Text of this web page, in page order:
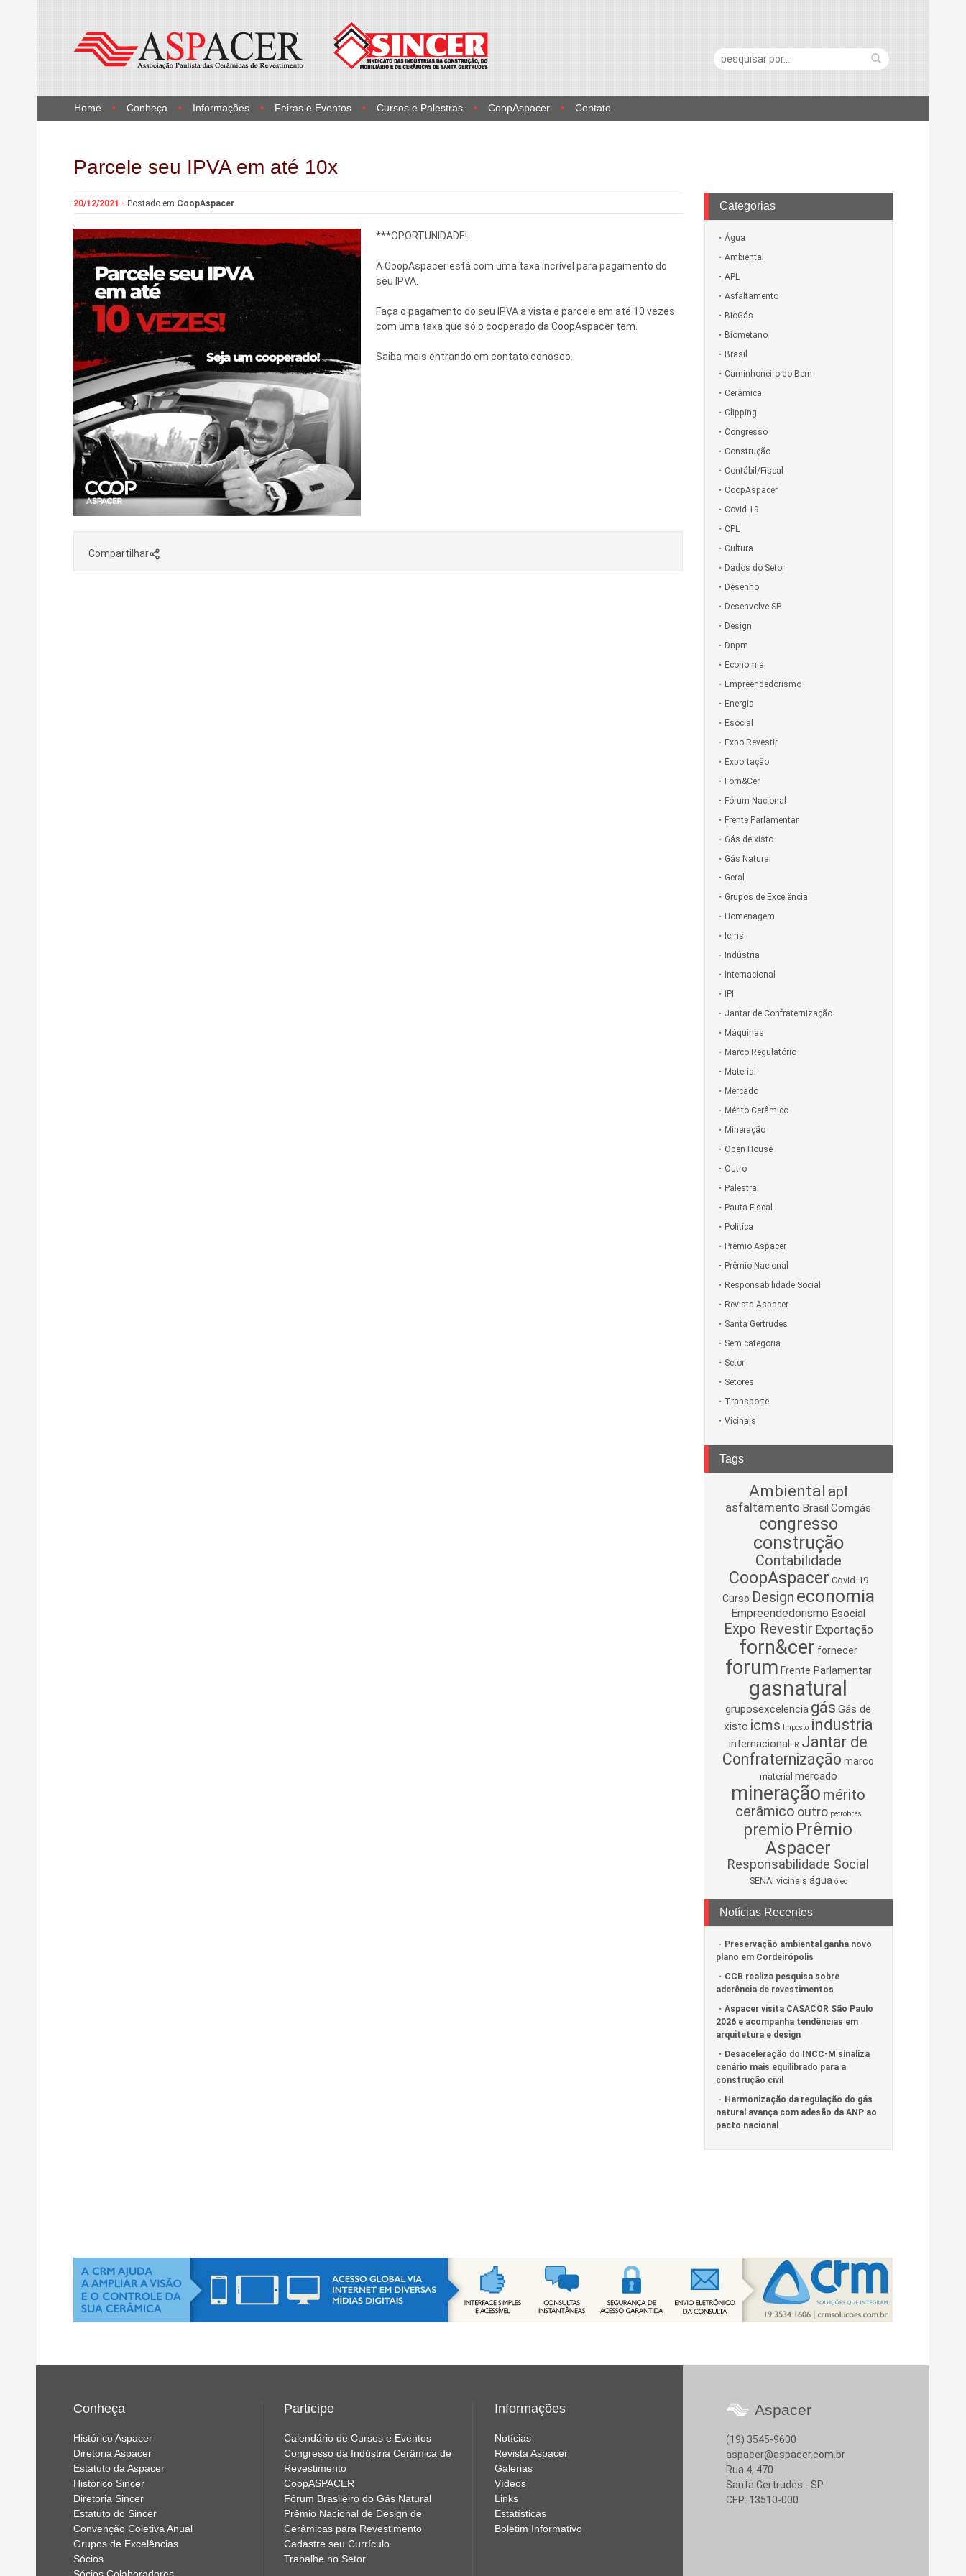
Home Conheça Informações Feiras e Eventos Cursos e Palestras CoopAspacer Contato
Pesquisa:
Parcele seu IPVA em até 10x
20/12/2021 - Postado em CoopAspacer
***OPORTUNIDADE!
A CoopAspacer está com uma taxa incrível para pagamento do
seu IPVA.
Faça o pagamento do seu IPVA à vista e parcele em até 10 vezes
com uma taxa que só o cooperado da CoopAspacer tem.
Saiba mais entrando em contato conosco.
Compartilhar
Categorias
Água
Ambiental
APL
Asfaltamento
BioGás
Biometano
Brasil
Caminhoneiro do Bem
Cerâmica
Clipping
Congresso
Construção
Contábil/Fiscal
CoopAspacer
Covid-19
CPL
Cultura
Dados do Setor
Desenho
Desenvolve SP
Design
Dnpm
Economia
Empreendedorismo
Energia
Esocial
Expo Revestir
Exportação
Forn&Cer
Fórum Nacional
Frente Parlamentar
Gás de xisto
Gás Natural
Geral
Grupos de Excelência
Homenagem
Icms
Indústria
Internacional
IPI
Jantar de Confraternização
Máquinas
Marco Regulatório
Material
Mercado
Mérito Cerâmico
Mineração
Open House
Outro
Palestra
Pauta Fiscal
Politíca
Prêmio Aspacer
Prêmio Nacional
Responsabilidade Social
Revista Aspacer
Santa Gertrudes
Sem categoria
Setor
Setores
Transporte
Vicinais
Tags
Ambiental apl
asfaltamento Brasil Comgás
congresso
construção
Contabilidade
CoopAspacer Covid-19
Curso Design economia
Empreendedorismo Esocial
Expo Revestir Exportação
forn&cer fornecer
forum Frente Parlamentar
gasnatural
gruposexcelencia gás Gás de
xisto icms Imposto industria
internacional IR Jantar de
Confraternização marco
material mercado
mineração mérito
cerâmico outro petrobrás
premio Prêmio
Aspacer
Responsabilidade Social
SENAI vicinais água óleo
Notícias Recentes
Preservação ambiental ganha novo
plano em Cordeirópolis
CCB realiza pesquisa sobre
aderência de revestimentos
Aspacer visita CASACOR São Paulo
2026 e acompanha tendências em
arquitetura e design
Desaceleração do INCC-M sinaliza
cenário mais equilibrado para a
construção civil
Harmonização da regulação do gás
natural avança com adesão da ANP ao
pacto nacional
Conheça
Histórico Aspacer
Diretoria Aspacer
Estatuto da Aspacer
Histórico Sincer
Diretoria Sincer
Estatuto do Sincer
Convenção Coletiva Anual
Grupos de Excelências
Sócios
Participe
Calendário de Cursos e Eventos
Congresso da Indústria Cerâmica de
Revestimento
CoopASPACER
Fórum Brasileiro do Gás Natural
Prêmio Nacional de Design de
Cerâmicas para Revestimento
Cadastre seu Currículo
Trabalhe no Setor
Informações
Notícias
Revista Aspacer
Galerias
Vídeos
Links
Estatísticas
Boletim Informativo
Aspacer
(19) 3545-9600
aspacer@aspacer.com.br
Rua 4, 470
Santa Gertrudes - SP
CEP: 13510-000